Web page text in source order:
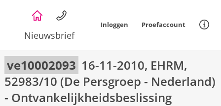
gaan
Nieuwsbrief
Inloggen Proefaccount
ve10002093 16-11-2010, EHRM,
52983/10 (De Persgroep - Nederland)
- Ontvankelijkheidsbeslissing